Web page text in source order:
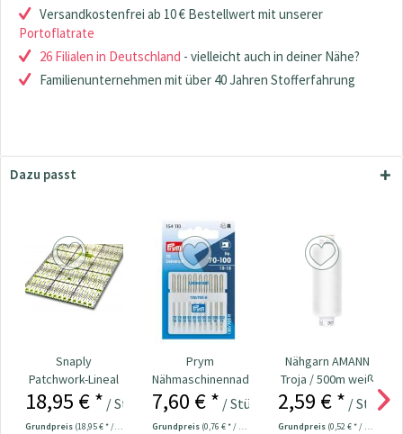
Versandkostenfrei ab 10 € Bestellwert mit unserer
Portoflatrate
26 Filialen in Deutschland - vielleicht auch in deiner Nähe?
Familienunternehmen mit über 40 Jahren Stofferfahrung
Dazu passt
Snaply
Patchwork-Lineal
60 x 15 cm
18,95 € * / Stück
Grundpreis (18,95 € * / 1 Stück)
Prym
Nähmaschinennadeln
130/705
Universal...
7,60 € * / Stück
Grundpreis (0,76 € * / 1 Stück)
Nähgarn AMANN
Troja / 500m weiß
Col.2000
2,59 € * / Stück
Grundpreis (0,52 € * / 100 Meter)